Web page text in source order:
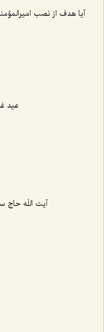
آیا هدف از نصب
عید غدیر
آیت اللَه